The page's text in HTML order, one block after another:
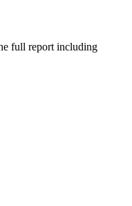
full report including